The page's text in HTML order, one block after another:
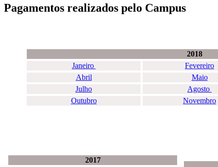
Pagamentos realizados pelo Campus
2018
Janeiro
Fevereiro
Abril
Maio
Julho
Agosto
Outubro
Novembro
2017